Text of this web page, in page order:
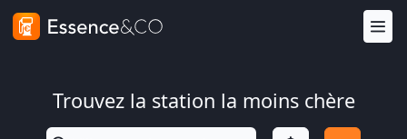
Trouvez la station la moins chère